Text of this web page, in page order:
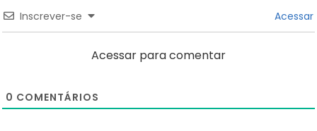
Inscrever-se Acessar
Acessar para comentar
0 COMENTÁRIOS